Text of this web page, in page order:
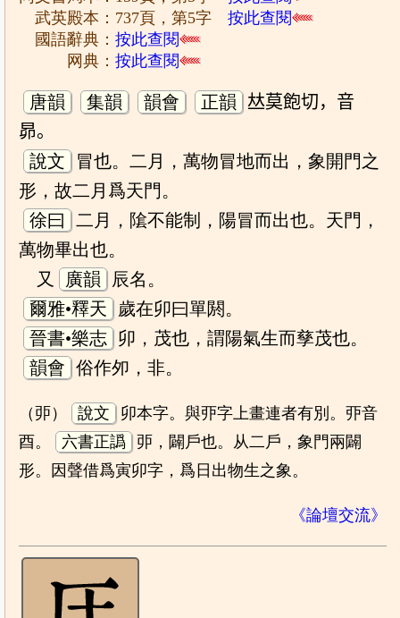
武英殿本：737頁，第5字按此查閱
國語辭典：按此查閱
网典：按此查閱
唐韻 集韻 韻會 正韻
𠀤莫飽切，音
昴。
說文
冒也。二月，萬物冒地而出，象開門之
形，故二月爲天門。
徐曰
二月，隂不能制，陽冒而出也。天門，
萬物畢出也。
又
廣韻
辰名。
爾雅•釋天
歲在卯曰單閼。
晉書•樂志 卯，茂也，謂陽氣生而孳茂也。
韻會 俗作夘，非。
（戼） 說文
卯本字。與丣字上畫連者有別。丣音
酉。
六書正譌
戼，闢戶也。从二戶，象門兩闢
形。因聲借爲寅卯字，爲日出物生之象。
《論壇交流》